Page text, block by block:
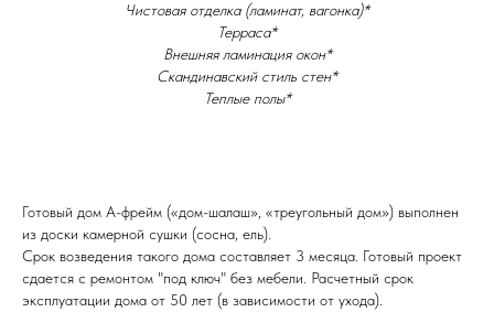
Чистовая отделка (ламинат, вагонка)*
Терраса*
Внешняя ламинация окон*
Скандинавский стиль стен*
Теплые полы*
Готовый дом А-фрейм («дом-шалаш», «треугольный дом») выполнен
из доски камерной сушки (сосна, ель).
Срок возведения такого дома составляет 3 месяца. Готовый проект
сдается с ремонтом "под ключ" без мебели. Расчетный срок
эксплуатации дома от 50 лет (в зависимости от ухода).